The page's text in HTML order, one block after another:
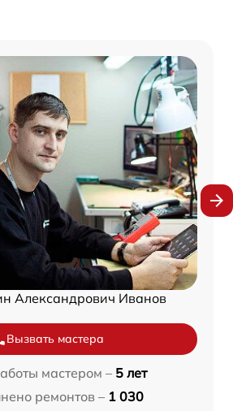
Александрович Иванов
Вызвать мастера
мастером – 5 лет
ремонтов – 1 030